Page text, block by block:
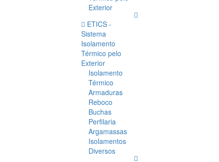
Exterior
ETICS -
Sistema
Isolamento
Térmico pelo
Exterior
Isolamento
Térmico
Armaduras
Reboco
Buchas
Perfilaria
Argamassas
Isolamentos
Diversos